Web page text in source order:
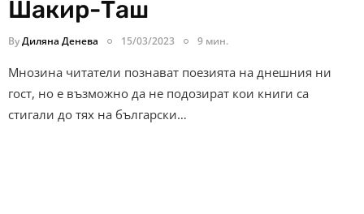
Шакир-Таш
ByДиляна Денева 15/03/2023 9 мин.
Мнозина читатели познават поезията на днешния ни
гост, но е възможно да не подозират кои книги са
стигали до тях на български…